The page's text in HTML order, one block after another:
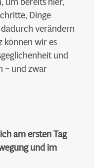
Dinge
verändern
können wir es
und
– und zwar
am ersten Tag
und im